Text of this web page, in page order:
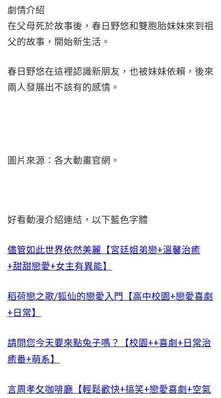
劇情介紹
在父母死於故事後，春日野悠和雙胞胎妹妹來到祖
父的故事，開始新生活。
春日野悠在這裡認識新朋友，也被妹妹依賴，後來
兩人發展出不該有的感情。
圖片來源：各大動畫官網。
好看動漫介紹連結，以下藍色字體
儘管如此世界依然美麗【宮廷姐弟戀+溫馨治癒
+甜甜戀愛+女主有異能】
稻荷戀之歌/狐仙的戀愛入門【高中校園+戀愛喜劇
+日常】
請問您今天要來點兔子嗎？【校園++喜劇+日常治
癒番+萌系】
言周孝攵咖啡廳【輕鬆歡快+搞笑+戀愛喜劇+空氣